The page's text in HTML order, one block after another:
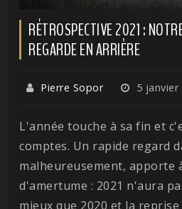
RÉTROSPECTIVE 2021 :
REGARDE EN ARRIÈRE
Pierre Sopor 5 janvier
L'année touche à sa fin et
comptes. Un rapide regard
malheureusement, apporte
d'amertume : 2021 n'aura
mieux que 2020 et la